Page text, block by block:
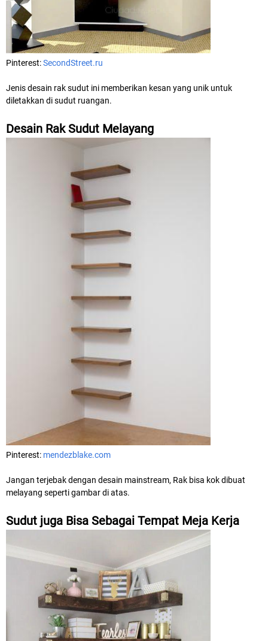
Pinterest:SecondStreet.ru
Jenis desain rak sudut ini memberikan kesan yang unik untuk
diletakkan di sudut ruangan.
Desain Rak Sudut Melayang
Pinterest: mendezblake.com
Jangan terjebak dengan desain mainstream, Rak bisa kok dibuat
melayang seperti gambar di atas.
Sudut juga Bisa Sebagai Tempat Meja Kerja